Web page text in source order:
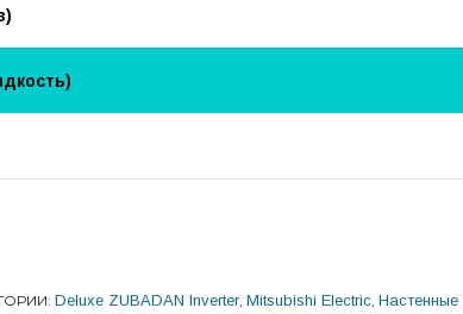
Deluxe ZUBADAN Inverter Mitsubishi Electric Настенные